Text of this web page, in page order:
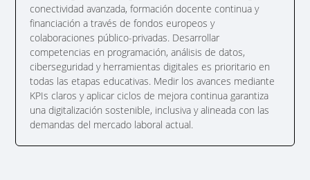
conectividad avanzada, formación docente continua y
financiación a través de fondos europeos y
colaboraciones público-privadas. Desarrollar
competencias en programación, análisis de datos,
ciberseguridad y herramientas digitales es prioritario en
todas las etapas educativas. Medir los avances mediante
KPIs claros y aplicar ciclos de mejora continua garantiza
una digitalización sostenible, inclusiva y alineada con las
demandas del mercado laboral actual.